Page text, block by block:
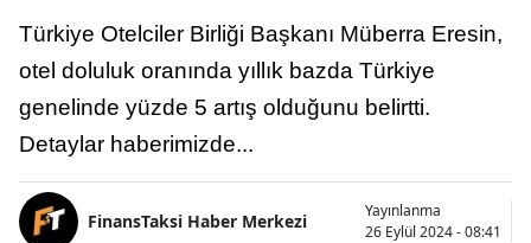
Türkiye Otelciler Birliği Başkanı Müberra Eresin,
otel doluluk oranında yıllık bazda Türkiye
genelinde yüzde 5 artış olduğunu belirtti.
Detaylar haberimizde...
FinansTaksi Haber Merkezi
Yayınlanma
26 Eylül 2024 - 08:41